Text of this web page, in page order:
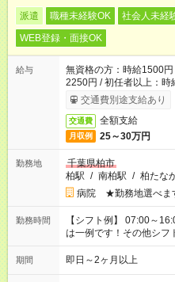
派遣 職種未経験OK 社会人未経
WEB登録・面接OK
給与
無資格の方：時給1500
2250円 / 初任者以上：時
交通費別途支給あり
交通費 全額支給
月収例 25～30万円
勤務地
千葉県柏市
柏駅 / 南柏駅 / 柏たな
病院 ★勤務地選べま
勤務時間
【シフト例】 07:00～
は一例です！その他シフ
期間 即日～2ヶ月以上